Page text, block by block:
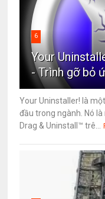
6
Your
- Trình gỡ bỏ
Your Uninstaller! là
đầu trong ngành. Nó
Drag & Uninstall™ trê...